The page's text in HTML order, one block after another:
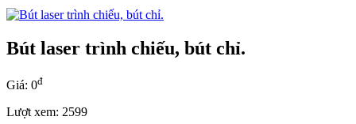
Bút laser trình chiếu, bút chỉ.
Giá: 0đ
Lượt xem: 2599